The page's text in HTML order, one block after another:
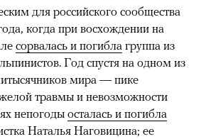
для российского сообщества
когда при восхождении на
сорвалась и погибла группа из
Год спустя на одном из
мира — пике
травмы и невозможности
непогоды осталась и погибла
Наталья Наговицина; ее